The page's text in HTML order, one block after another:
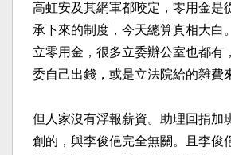
高虹安及其網軍都咬定，零用金是
承下來的制度，今天總算真相大白
立零用金，很多立委辦公室也都有
委自己出錢，或是立法院給的雜費
但人家沒有浮報薪資。助理回捐加
創的，與李俊俋完全無關。且李俊